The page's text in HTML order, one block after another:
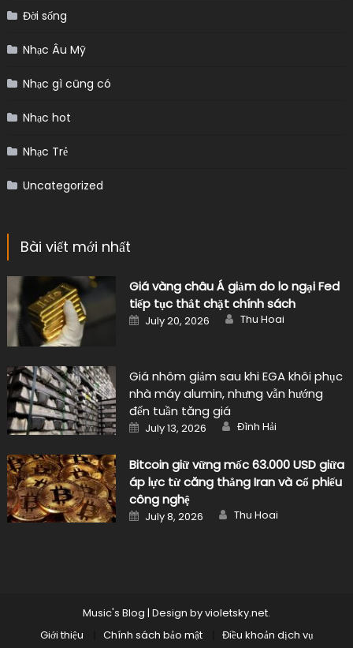
Đời sống
Nhạc Âu Mỹ
Nhạc gì cũng có
Nhạc hot
Nhạc Trẻ
Uncategorized
Bài viết mới nhất
Giá vàng châu Á giảm do lo ngại Fed
tiếp tục thắt chặt chính sách
Posted
on
July 20, 2026 Author
Thu Hoai
Giá nhôm giảm sau khi EGA khôi phục
nhà máy alumin, nhưng vẫn hướng
đến tuần tăng giá
Posted
on
July 13, 2026 Author
Đình Hải
Bitcoin giữ vững mốc 63.000 USD giữa
áp lực từ căng thẳng Iran và cổ phiếu
công nghệ
Posted
on
July 8, 2026 Author
Thu Hoai
Music's Blog | Design byvioletsky.net.
Giới thiệu
Chính sách bảo mật
Điều khoản dịch vụ